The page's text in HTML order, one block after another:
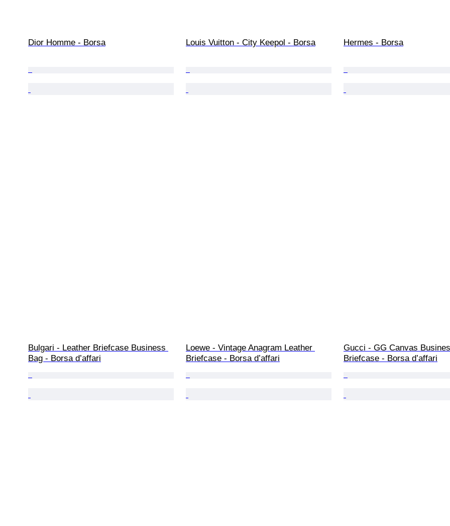
Dior Homme - Borsa Louis Vuitton - City Keepol - Borsa Hermes - Borsa
Bulgari - Leather Briefcase Business
Bag - Borsa d’affari
Loewe - Vintage Anagram Leather
Briefcase - Borsa d’affari
Gucci - GG Canvas
Briefcase - Borsa d’affari